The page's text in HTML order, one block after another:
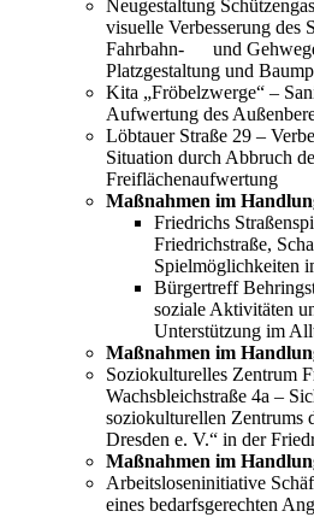
Neugestaltung
visuelle Verbesserung des
Fahrbahn- und
Platzgestaltung und
Kita „Fröbelzwerge“ –
Aufwertung des
Löbtauer Straße 29 –
Situation durch Abbruch
Freiflächenaufwertung
Maßnahmen im
Friedrichs
Friedrichstraße,
Spielmöglichkeiten
Bürgertreff
soziale Aktivitäten
Unterstützung im
Maßnahmen im
Soziokulturelles Zentrum
Wachsbleichstraße 4a –
soziokulturellen Zentrums
Dresden e. V.“ in der
Maßnahmen im
Arbeitsloseninitiative
eines bedarfsgerechten